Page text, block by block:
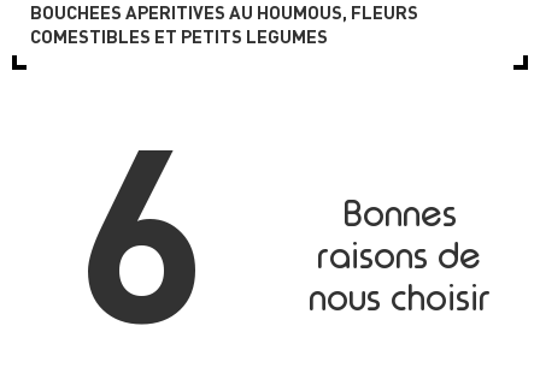
BOUCHEES APERITIVES AU HOUMOUS, FLEURS
COMESTIBLES ET PETITS LEGUMES
6
Bonnes
raisons de
nous choisir